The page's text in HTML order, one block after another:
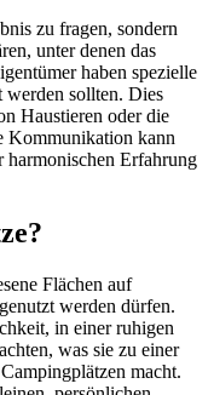
zu fragen, sondern
unter denen das
haben spezielle
werden sollten. Dies
Haustieren oder die
Kommunikation kann
harmonischen Erfahrung
Flächen auf
werden dürfen.
in einer ruhigen
was sie zu einer
macht.